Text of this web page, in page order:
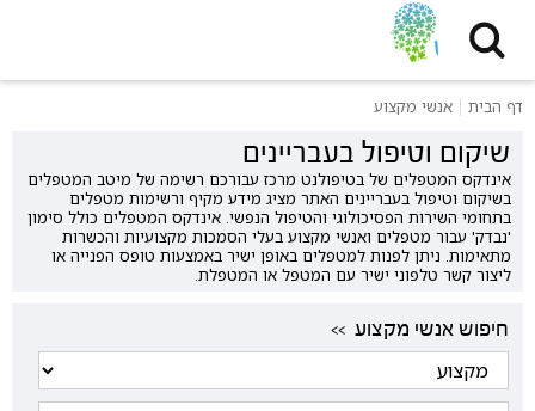
דף הבית אנשי מקצוע
שיקום וטיפול בעבריינים
אינדקס המטפלים של בטיפולנט מרכז עבורכם רשימה של מיטב המטפלים
בשיקום וטיפול בעבריינים האתר מציג מידע מקיף ורשימות מטפלים
בתחומי השירות הפסיכולוגי והטיפול הנפשי. אינדקס המטפלים כולל סימון
'נבדק' עבור מטפלים ואנשי מקצוע בעלי הסמכות מקצועיות והכשרות
מתאימות. ניתן לפנות למטפלים באופן ישיר באמצעות טופס הפנייה או
ליצור קשר טלפוני ישיר עם המטפל או המטפלת.
<< חיפוש אנשי מקצוע